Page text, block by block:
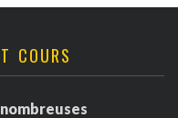
COURS